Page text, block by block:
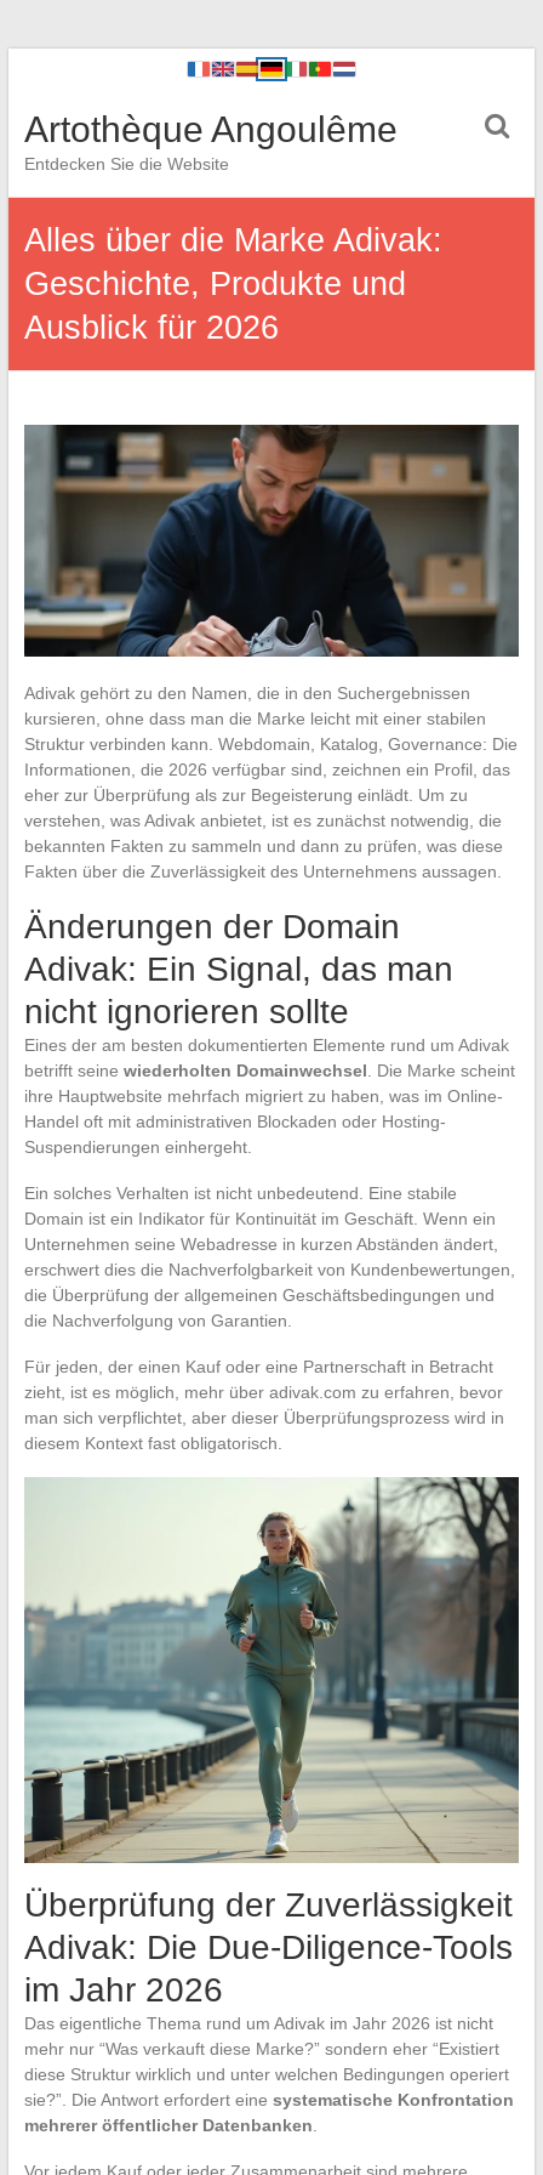
Artothèque Angoulême
Entdecken Sie die Website
Alles über die Marke Adivak:
Geschichte, Produkte und
Ausblick für 2026
Adivak gehört zu den Namen, die in den Suchergebnissen
kursieren, ohne dass man die Marke leicht mit einer stabilen
Struktur verbinden kann. Webdomain, Katalog, Governance: Die
Informationen, die 2026 verfügbar sind, zeichnen ein Profil, das
eher zur Überprüfung als zur Begeisterung einlädt. Um zu
verstehen, was Adivak anbietet, ist es zunächst notwendig, die
bekannten Fakten zu sammeln und dann zu prüfen, was diese
Fakten über die Zuverlässigkeit des Unternehmens aussagen.
Änderungen der Domain
Adivak: Ein Signal, das man
nicht ignorieren sollte
Eines der am besten dokumentierten Elemente rund um Adivak
betrifft seine wiederholten Domainwechsel . Die Marke scheint
ihre Hauptwebsite mehrfach migriert zu haben, was im Online-
Handel oft mit administrativen Blockaden oder Hosting-
Suspendierungen einhergeht.
Ein solches Verhalten ist nicht unbedeutend. Eine stabile
Domain ist ein Indikator für Kontinuität im Geschäft. Wenn ein
Unternehmen seine Webadresse in kurzen Abständen ändert,
erschwert dies die Nachverfolgbarkeit von Kundenbewertungen,
die Überprüfung der allgemeinen Geschäftsbedingungen und
die Nachverfolgung von Garantien.
Für jeden, der einen Kauf oder eine Partnerschaft in Betracht
zieht, ist es möglich, mehr über adivak.com zu erfahren, bevor
man sich verpflichtet, aber dieser Überprüfungsprozess wird in
diesem Kontext fast obligatorisch.
Überprüfung der Zuverlässigkeit
Adivak: Die Due-Diligence-Tools
im Jahr 2026
Das eigentliche Thema rund um Adivak im Jahr 2026 ist nicht
mehr nur “Was verkauft diese Marke?” sondern eher “Existiert
diese Struktur wirklich und unter welchen Bedingungen operiert
sie?”. Die Antwort erfordert eine systematische Konfrontation
mehrerer öffentlicher Datenbanken
Vor jedem Kauf oder jeder Zusammenarbeit sind mehrere